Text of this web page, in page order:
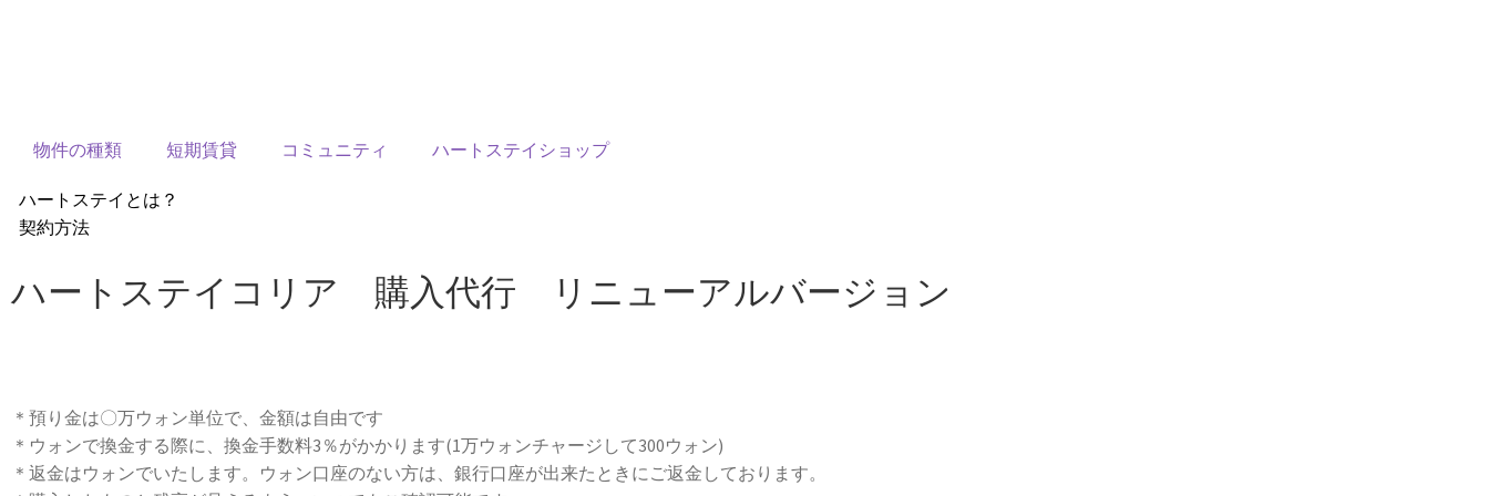
物件の種類 短期賃貸 コミュニティ ハートステイショップ
ハートステイとは？
契約方法
サービス費用
よくある質問
ハートステイコリア 購入代行 リニューアルバージョン
＊預り金は〇万ウォン単位で、金額は自由です
＊ウォンで換金する際に、換金手数料3％がかかります(1万ウォンチャージして300ウォン)
＊返金はウォンでいたします。ウォン口座のない方は、銀行口座が出来たときにご返金しております。